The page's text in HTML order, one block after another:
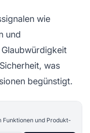
wie
und
was
begünstigt.
Funktionen und Produkt-